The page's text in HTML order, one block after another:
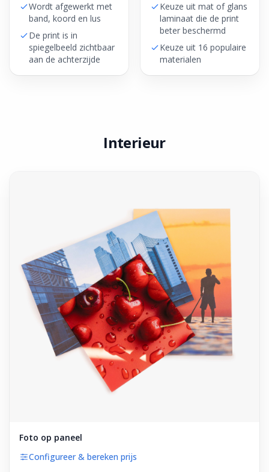
Wordt afgewerkt met
band, koord en lus
De print is in
spiegelbeeld zichtbaar
aan de achterzijde
Keuze uit mat of glans
laminaat die de print
beter beschermd
Keuze uit 16 populaire
materialen
Interieur
Foto op paneel
Configureer & bereken prijs